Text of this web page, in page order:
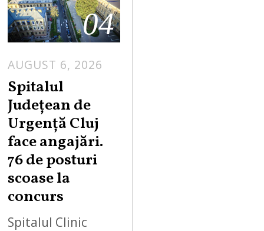
04
AUGUST 6, 2026
Spitalul
Județean de
Urgență Cluj
face angajări.
76 de posturi
scoase la
concurs
Spitalul Clinic